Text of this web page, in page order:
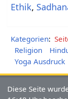
Ethik,
Kategorien:
Religion
Yoga Ausdruck
Diese Seite